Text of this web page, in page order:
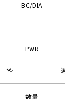
BC/DIA
PWR
数量